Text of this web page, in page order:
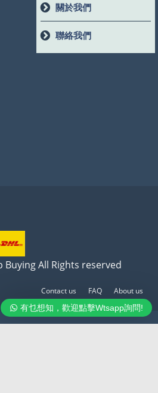
有乜想知，歡迎點擊Wtsapp詢問!
關於我們
聯絡我們
Buying All Rights reserved
Contact us FAQ About us